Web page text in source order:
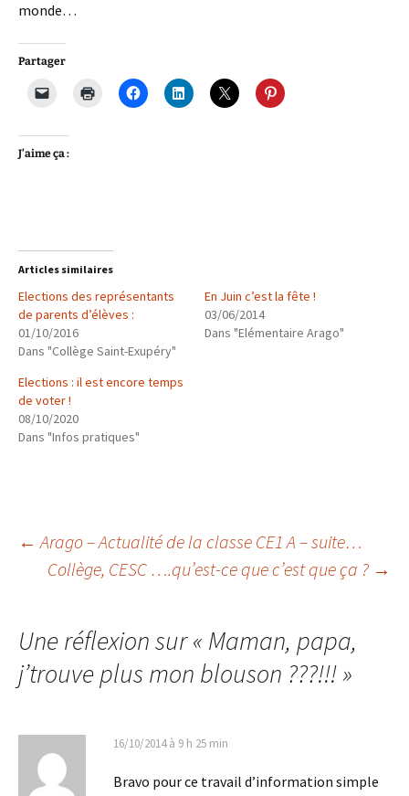
monde…
Partager
J’aime ça :
Articles similaires
Elections des représentants
de parents d’élèves :
01/10/2016
Dans "Collège Saint-Exupéry"
En Juin c’est la fête !
03/06/2014
Dans "Elémentaire Arago"
Elections : il est encore temps
de voter !
08/10/2020
Dans "Infos pratiques"
Navigation
articles
← Arago – Actualité de la classe CE1 A – suite…
Collège, CESC ….qu’est-ce que c’est que ça ? →
Une réflexion sur « Maman, papa,
j’trouve plus mon blouson ???!!!»
16/10/2014 à 9 h 25 min
Bravo pour ce travail d’information simple